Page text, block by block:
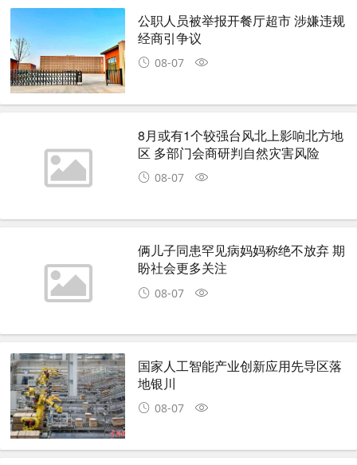
公职人员被举报开餐厅超市 涉嫌违规
经商引争议
08-07
8月或有1个较强台风北上影响北方地
区 多部门会商研判自然灾害风险
08-07
俩儿子同患罕见病妈妈称绝不放弃 期
盼社会更多关注
08-07
国家人工智能产业创新应用先导区落
地银川
08-07